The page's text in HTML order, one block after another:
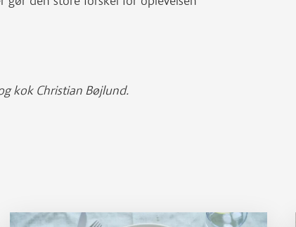
kok Christian Bøjlund.
Læs mere om Fyldige grøntsagsfrikadeller med quinoasalat